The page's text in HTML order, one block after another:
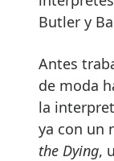
Butler y
Antes
de moda
la
ya con un
the Dying,